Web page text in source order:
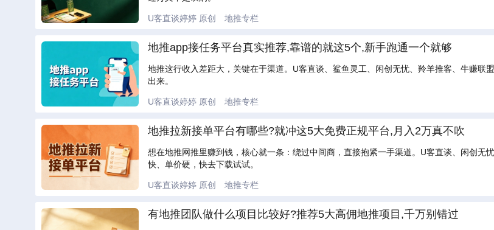
U客直谈婷婷 原创 地推专栏
地推app接任务平台真实推荐,靠谱的就这5个,新手跑通一个就够
地推这行收入差距大，关键在于渠道。U客直谈、鲨鱼灵工、闲创无忧、羚羊推客、牛赚
出来。
U客直谈婷婷 原创 地推专栏
地推拉新接单平台有哪些?就冲这5大免费正规平台,月入2万真不吹
想在地推网推里赚到钱，核心就一条：绕过中间商，直接抱紧一手渠道。U客直谈、闲创
快、单价硬，快去下载试试。
U客直谈婷婷 原创 地推专栏
有地推团队做什么项目比较好?推荐5大高佣地推项目,千万别错过